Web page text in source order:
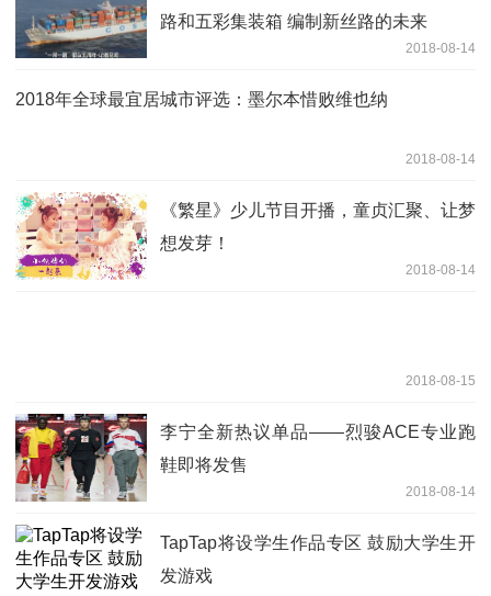
路和五彩集装箱 编制新丝路的未来
2018-08-14
2018年全球最宜居城市评选：墨尔本惜败维也纳
2018-08-14
《繁星》少儿节目开播，童贞汇聚、让梦
想发芽！
2018-08-14
2018-08-15
李宁全新热议单品——烈骏ACE专业跑
鞋即将发售
2018-08-14
TapTap将设学生作品专区 鼓励大学生开
发游戏